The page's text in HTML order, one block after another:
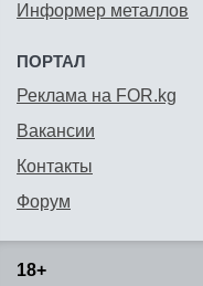
Информер металлов
ПОРТАЛ
Реклама на FOR.kg
Вакансии
Контакты
Форум
18+